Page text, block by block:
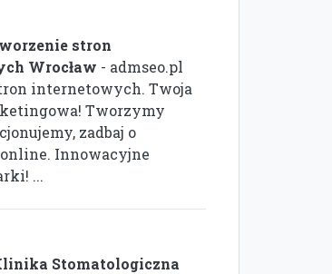
stron
Wrocław - admseo.pl
internetowych. Twoja
Tworzymy
zadbaj o
Innowacyjne
...
Stomatologiczna